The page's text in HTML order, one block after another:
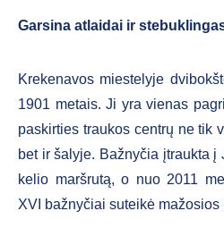
Garsina atlaidai ir
Krekenavos miestelyje
1901 metais. Ji yra vienas
paskirties traukos centrų ne tik
bet ir šalyje. Bažnyčia įtraukta
kelio maršrutą, o nuo 2011
XVI bažnyčiai suteikė mažosios